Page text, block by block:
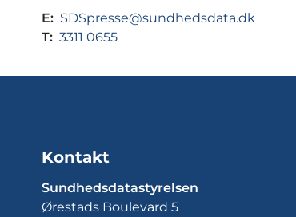
E: SDSpresse@sundhedsdata.dk
T: 3311 0655
Kontakt
Sundhedsdatastyrelsen
Ørestads Boulevard 5